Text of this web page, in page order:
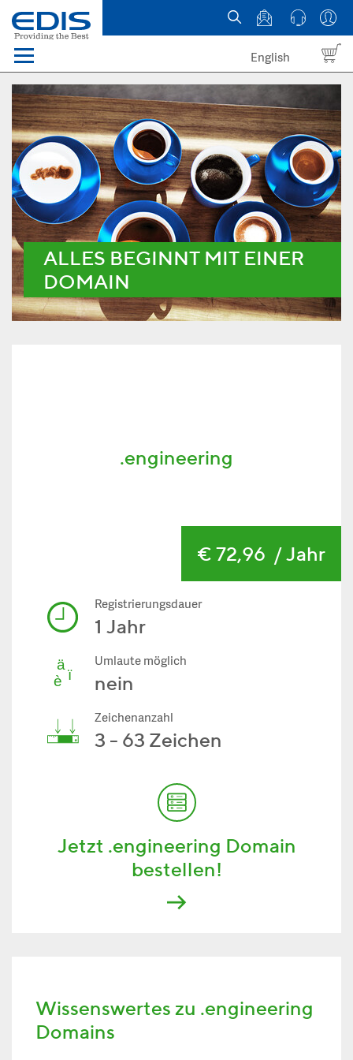
Menü
Domains
Webhosting Österreich
News
über EDIS
English
ALLES BEGINNT MIT EINER
DOMAIN
.engineering
€ 72,96 / Jahr
Registrierungsdauer
1 Jahr
Umlaute möglich
nein
Zeichenanzahl
3 - 63 Zeichen
Jetzt .engineering Domain
bestellen!
Wissenswertes zu .engineering
Domains